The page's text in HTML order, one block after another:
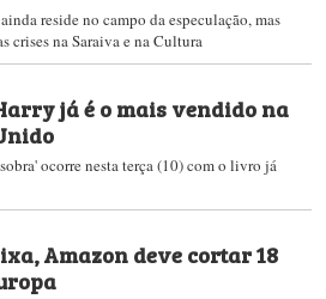
reside no campo da especulação, mas
crises na Saraiva e na Cultura
já é o mais vendido na
ocorre nesta terça (10) com o livro já
Amazon deve cortar 18